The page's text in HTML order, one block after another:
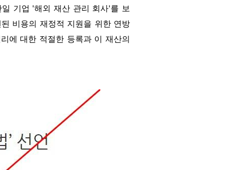
기업 '해외 재산 관리 회사'를 보
비용의 재정적 지원을 위한 연방
에 대한 적절한 등록과 이 재산의